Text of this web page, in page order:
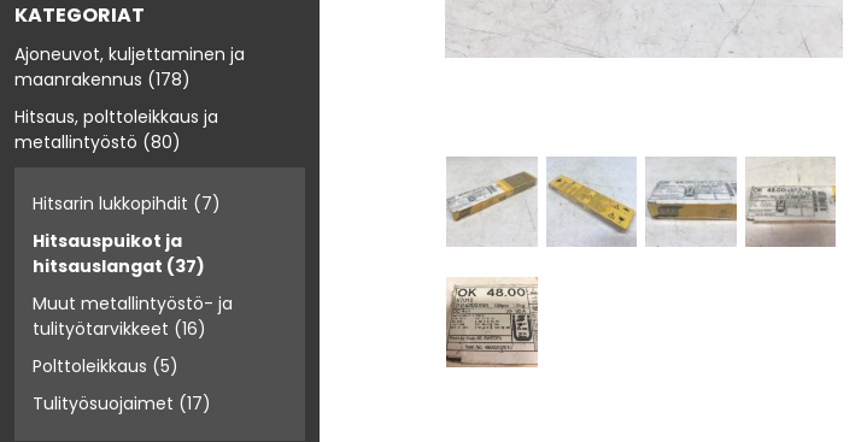
KATEGORIAT
Ajoneuvot, kuljettaminen ja
maanrakennus (178)
Hitsaus, polttoleikkaus ja
metallintyöstö (80)
Hitsarin lukkopihdit (7)
Hitsauspuikot ja
hitsauslangat (37)
Muut metallintyöstö- ja
tulityötarvikkeet (16)
Polttoleikkaus (5)
Tulityösuojaimet (17)